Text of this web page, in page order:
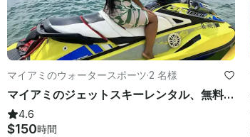
マイアミのウォータースポーツ·2 名様
マイアミのジェットスキーレンタル、無料のボート乗車が含まれています
4.6
$150時間